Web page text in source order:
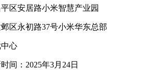
区安居路小米智慧产业园
区永初路37号小米华东总部
心
间：2025年3月24日